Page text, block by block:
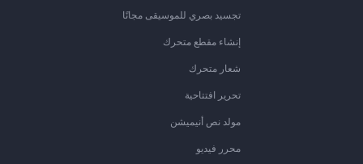
تجسيد بصري للموسيقى مجانًا
إنشاء مقطع متحرك
شعار متحرك
تحرير افتتاحية
مولد نص أنيميشن
محرر فيديو